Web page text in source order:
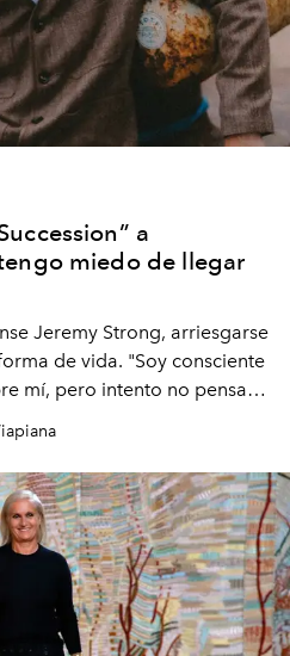
a
miedo de llegar
Jeremy Strong, arriesgarse
de vida. "Soy consciente
mí, pero intento no pensar
Creo que es una